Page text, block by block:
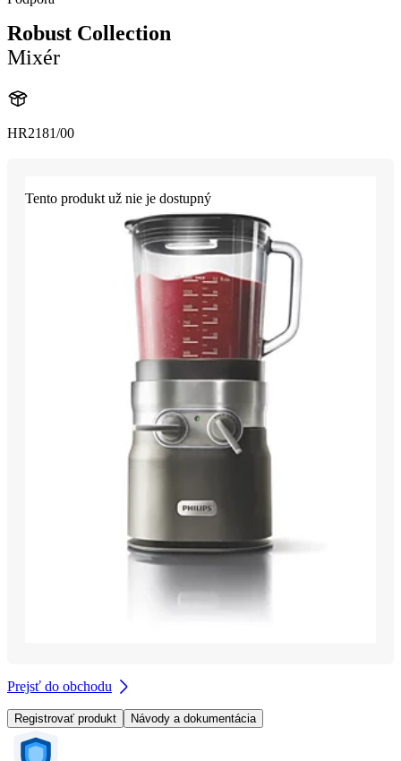
Robust Collection
Mixér
HR2181/00
Tento produkt už nie je dostupný
Prejsť do obchodu
Registrovať produkt Návody a dokumentácia